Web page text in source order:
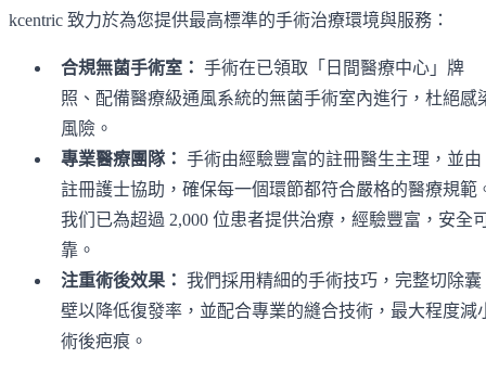
kcentric 致力於為您提供最高標準的手術治療環境與服務：
合規無菌手術室： 手術在已領取「日間醫療中心」牌
照、配備醫療級通風系統的無菌手術室內進行，杜絕感
風險。
專業醫療團隊： 手術由經驗豐富的註冊醫生主理，並由
註冊護士協助，確保每一個環節都符合嚴格的醫療規範
我们已為超過 2,000 位患者提供治療，經驗豐富，安全
靠。
注重術後效果： 我們採用精細的手術技巧，完整切除囊
壁以降低復發率，並配合專業的縫合技術，最大程度減
術後疤痕。